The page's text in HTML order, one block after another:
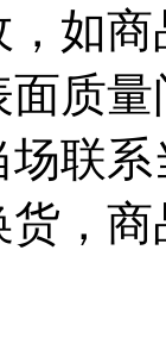
如
质
联
，